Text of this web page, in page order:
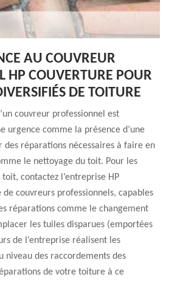
AU COUVREUR
HP COUVERTURE POUR
DE TOITURE
couvreur professionnel est
urgence comme la présence d’une
réparations nécessaires à faire en
le nettoyage du toit. Pour les
contactez l’entreprise HP
couvreurs professionnels, capables
réparations comme le changement
les tuiles disparues (emportées
de l’entreprise réalisent les
niveau des raccordements des
de votre toiture à ce